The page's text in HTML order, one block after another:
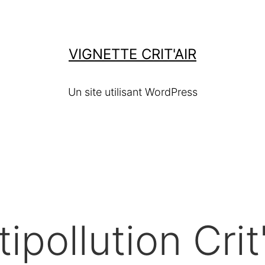
VIGNETTE CRIT'AIR
Un site utilisant WordPress